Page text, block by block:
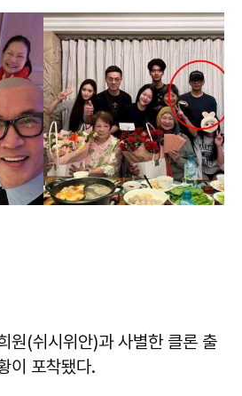
원(쉬시위안)과 사별한 클론 출
이 포착됐다.